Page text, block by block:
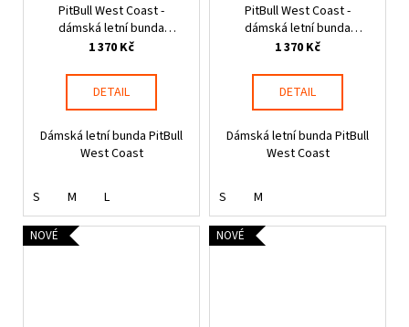
PitBull West Coast -
dámská letní bunda
AARICIA STRIPES růžová
1 370 Kč
DETAIL
Dámská letní bunda PitBull
West Coast
S M L
PitBull West Coast -
dámská letní bunda
AARICIA STRIPES tmavě
1 370 Kč
DETAIL
Dámská letní bunda PitBull
West Coast
S M
NOVÉ NOVÉ